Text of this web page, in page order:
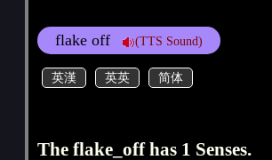
flake off (TTS Sound)
英漢 英英 简体
The flake_off has 1 Senses.